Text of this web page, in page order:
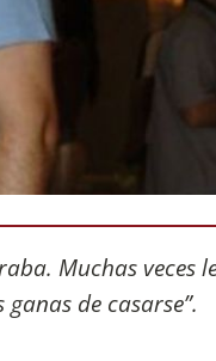
Muchas veces
de casarse”.